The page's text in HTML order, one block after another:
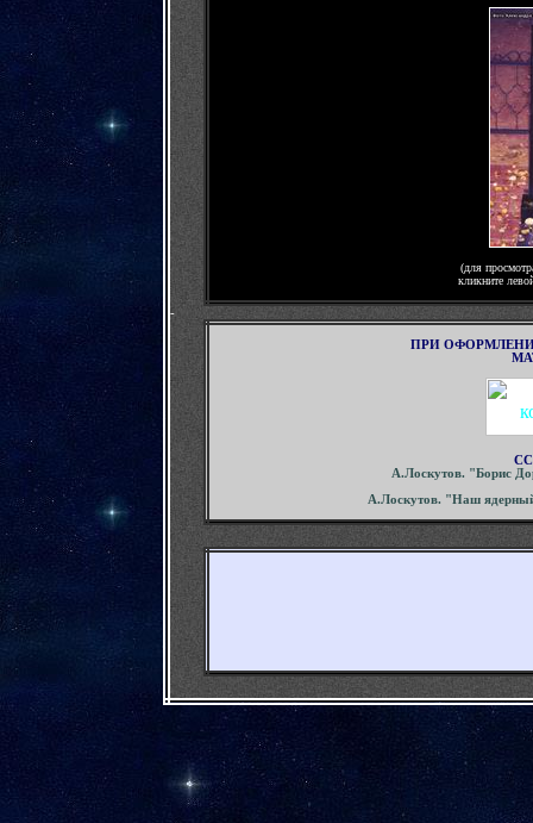
(для
кликните
-
ПРИ
А.Лоскутов. "Борис
А.Лоскутов. "Наш